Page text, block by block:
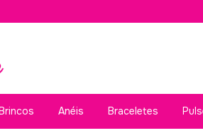
Anéis Braceletes